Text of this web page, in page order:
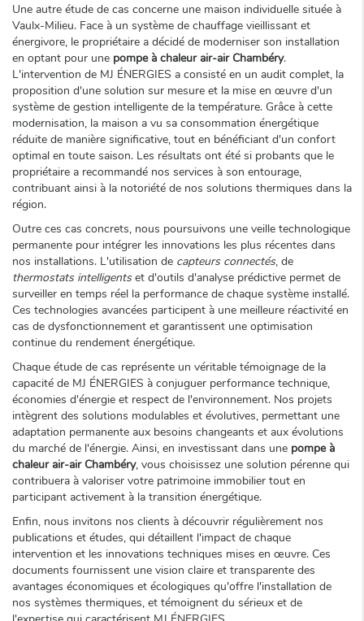
Une autre étude de cas concerne une maison individuelle située à
Vaulx-Milieu. Face à un système de chauffage vieillissant et
énergivore, le propriétaire a décidé de moderniser son installation
en optant pour une pompe à chaleur air-air Chambéry.
L'intervention de MJ ÉNERGIES a consisté en un audit complet, la
proposition d'une solution sur mesure et la mise en œuvre d'un
système de gestion intelligente de la température. Grâce à cette
modernisation, la maison a vu sa consommation énergétique
réduite de manière significative, tout en bénéficiant d'un confort
optimal en toute saison. Les résultats ont été si probants que le
propriétaire a recommandé nos services à son entourage,
contribuant ainsi à la notoriété de nos solutions thermiques dans la
région.
Outre ces cas concrets, nous poursuivons une veille technologique
permanente pour intégrer les innovations les plus récentes dans
nos installations. L'utilisation de capteurs connectés, de
thermostats intelligentset d'outils d'analyse prédictive permet de
surveiller en temps réel la performance de chaque système installé.
Ces technologies avancées participent à une meilleure réactivité en
cas de dysfonctionnement et garantissent une optimisation
continue du rendement énergétique.
Chaque étude de cas représente un véritable témoignage de la
capacité de MJ ÉNERGIES à conjuguer performance technique,
économies d'énergie et respect de l'environnement. Nos projets
intègrent des solutions modulables et évolutives, permettant une
adaptation permanente aux besoins changeants et aux évolutions
du marché de l'énergie. Ainsi, en investissant dans une pompe à
chaleur air-air Chambéry, vous choisissez une solution pérenne qui
contribuera à valoriser votre patrimoine immobilier tout en
participant activement à la transition énergétique.
Enfin, nous invitons nos clients à découvrir régulièrement nos
publications et études, qui détaillent l'impact de chaque
intervention et les innovations techniques mises en œuvre. Ces
documents fournissent une vision claire et transparente des
avantages économiques et écologiques qu'offre l'installation de
nos systèmes thermiques, et témoignent du sérieux et de